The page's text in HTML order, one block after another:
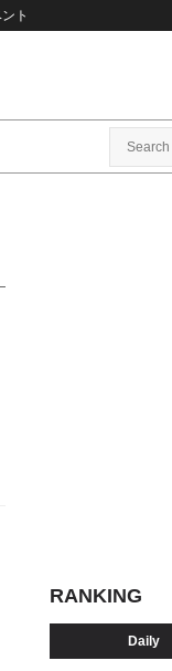
ト
RANKING
Daily